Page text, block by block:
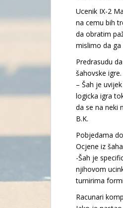
Ucenik IX-2
na cemu bih
da obratim
mislimo da
Predrasudu
šahovske igre.
– Šah je
logicka igra
da se na neki
B.K.
Pobjedama
Ocjene iz
-Šah je
njihovom
turnirima
Racunari